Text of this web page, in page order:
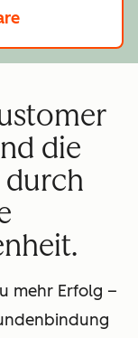
die
durch
mehr Erfolg –